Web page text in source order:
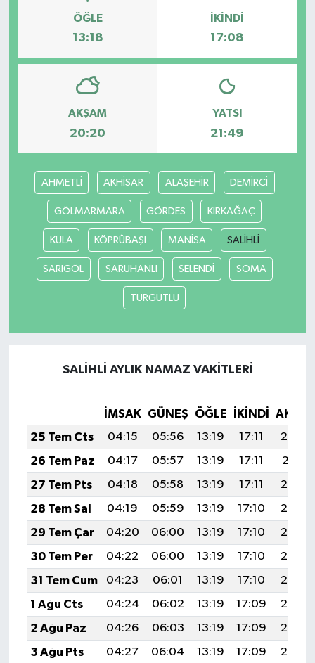
ÖĞLE
13:18
İKINDI
17:08
AKŞAM
20:20
YATSI
21:49
AHMETLİ AKHİSAR ALAŞEHİR DEMİRCİ
GÖLMARMARA GÖRDES KIRKAĞAÇ
KULA KÖPRÜBAŞI MANİSA SALİHLİ
SARIGÖL SARUHANLI SELENDİ SOMA
TURGUTLU
SALİHLİ AYLIK NAMAZ VAKITLERI
İMSAK GÜNEŞ ÖĞLE İKINDI
25 Tem Cts
04:15 05:56 13:19 17:11
20:32
26 Tem Paz
04:17 05:57 13:19 17:11
20:31
27 Tem Pts
04:18 05:58 13:19 17:11
20:30
28 Tem Sal
04:19 05:59 13:19 17:10
20:29
29 Tem Çar
04:20 06:00 13:19 17:10
20:28
30 Tem Per
04:22 06:00 13:19 17:10
20:28
31 Tem Cum
04:23 06:01 13:19 17:10
20:27
1 Ağu Cts
04:24 06:02 13:19 17:09
20:26
2 Ağu Paz
04:26 06:03 13:19 17:09
20:25
3 Ağu Pts
04:27 06:04 13:19 17:09
20:24